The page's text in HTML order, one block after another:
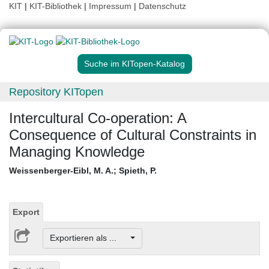
KIT | KIT-Bibliothek | Impressum | Datenschutz
Suche im KITopen-Katalog
Repository KITopen
Intercultural Co-operation: A
Consequence of Cultural Constraints in
Managing Knowledge
Weissenberger-Eibl, M. A.; Spieth, P.
Export
Exportieren als ...